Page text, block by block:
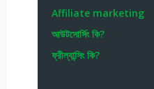
Affiliate marketing
আউটসোর্সিং কি?
ফ্রীল্যান্সিং কি?